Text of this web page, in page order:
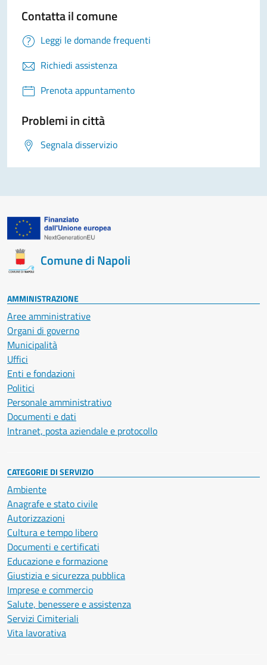
Contatta il comune
Leggi le domande frequenti
Richiedi assistenza
Prenota appuntamento
Problemi in città
Segnala disservizio
Comune di Napoli
AMMINISTRAZIONE
Aree amministrative
Organi di governo
Municipalità
Uffici
Enti e fondazioni
Politici
Personale amministrativo
Documenti e dati
Intranet, posta aziendale e protocollo
CATEGORIE DI SERVIZIO
Ambiente
Anagrafe e stato civile
Autorizzazioni
Cultura e tempo libero
Documenti e certificati
Educazione e formazione
Giustizia e sicurezza pubblica
Imprese e commercio
Salute, benessere e assistenza
Servizi Cimiteriali
Vita lavorativa